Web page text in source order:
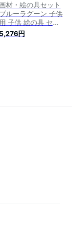
材・絵の具セット
ブルーラグーン 子供
用 子供 絵の具 セッ
ト 小学生 サクラク
パス 水彩セット
5,276円